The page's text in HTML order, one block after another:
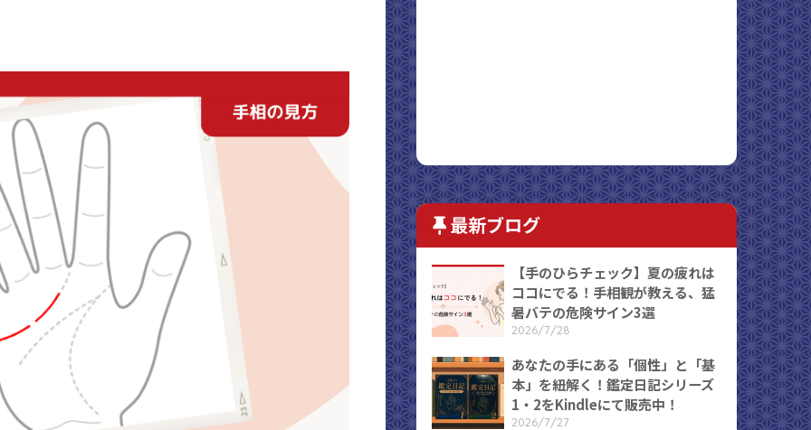
最新ブログ
【手のひらチェック】夏の疲れは
ココにでる！手相観が教える、猛
暑バテの危険サイン3選
2026/7/28
あなたの手にある「個性」と「基
本」を紐解く！鑑定日記シリーズ
1・2をKindleにて販売中！
2026/7/27